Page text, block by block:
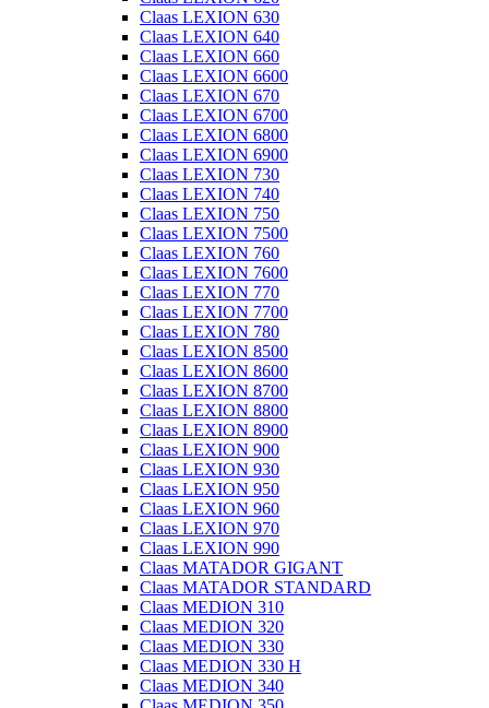
Claas LEXION 630
Claas LEXION 640
Claas LEXION 660
Claas LEXION 6600
Claas LEXION 670
Claas LEXION 6700
Claas LEXION 6800
Claas LEXION 6900
Claas LEXION 730
Claas LEXION 740
Claas LEXION 750
Claas LEXION 7500
Claas LEXION 760
Claas LEXION 7600
Claas LEXION 770
Claas LEXION 7700
Claas LEXION 780
Claas LEXION 8500
Claas LEXION 8600
Claas LEXION 8700
Claas LEXION 8800
Claas LEXION 8900
Claas LEXION 900
Claas LEXION 930
Claas LEXION 950
Claas LEXION 960
Claas LEXION 970
Claas LEXION 990
Claas MATADOR GIGANT
Claas MATADOR STANDARD
Claas MEDION 310
Claas MEDION 320
Claas MEDION 330
Claas MEDION 330 H
Claas MEDION 340